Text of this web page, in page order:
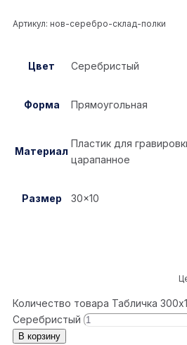
Артикул: нов-серебро-склад-полки
Цвет Серебристый
Форма Прямоугольная
Материал
Пластик для
царапанное
Размер 30×10
Количество товара Табличка
Серебристый
В корзину